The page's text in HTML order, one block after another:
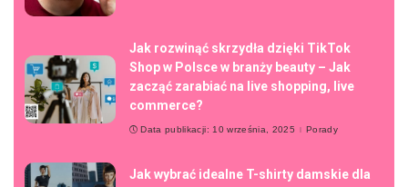
Jak rozwinąć skrzydła dzięki TikTok
Shop w Polsce w branży beauty – Jak
zacząć zarabiać na live shopping, live
commerce?
Data publikacji: 10 września, 2025 Porady
Jak wybrać idealne T-shirty damskie dla